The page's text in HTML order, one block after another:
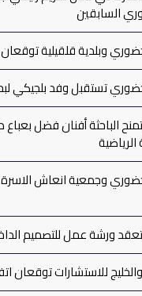
السابقين
وبلدية قلقيلية
تستقبل وفد بلجيكي
الباحثة أفنان فضل بعباع
وجمعية انعاش الاسرة
ورشة عمل للتصميم
للاستشارات توقعان